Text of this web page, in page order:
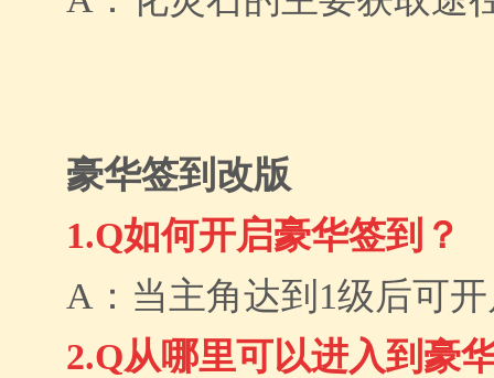
豪华签到改版
1.Q如何开启豪华签到？
A：当主角达到1级后可
2.Q从哪里可以进入到豪